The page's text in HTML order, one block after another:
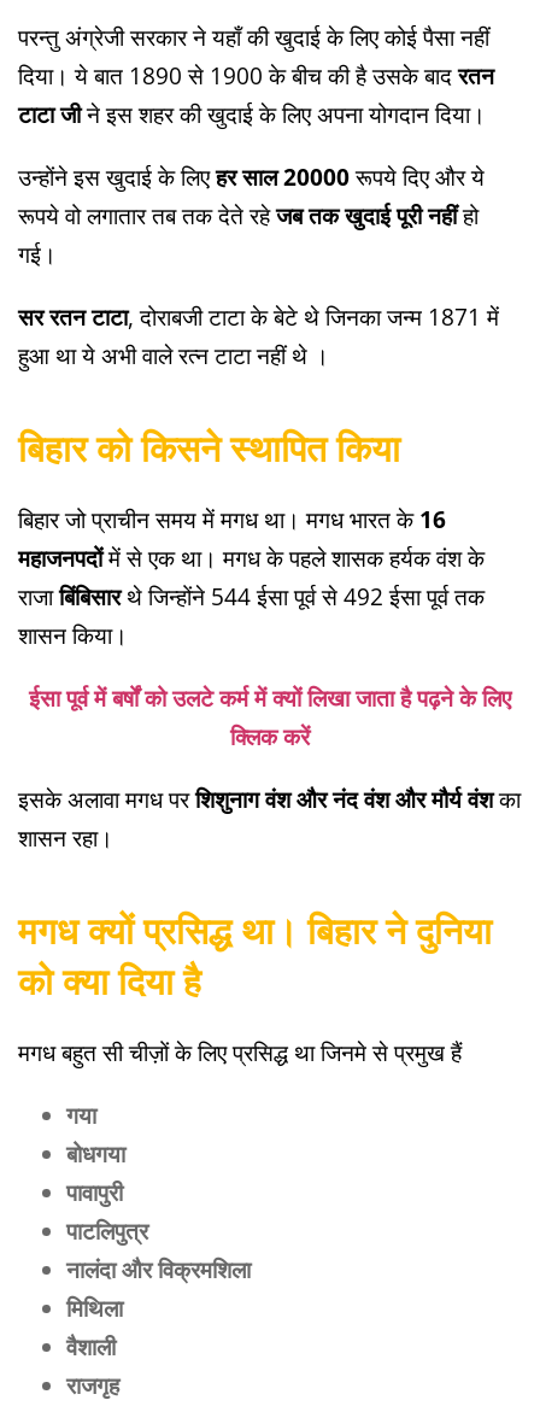
परन्तु अंग्रेजी सरकार ने यहाँ की खुदाई के लिए कोई पैसा नहीं
दिया। ये बात 1890 से 1900 के बीच की है उसके बादरतन
टाटा जीने इस शहर की खुदाई के लिए अपना योगदान दिया।
उन्होंने इस खुदाई के लिएहर साल 20000रूपये दिए और ये
रूपये वो लगातार तब तक देते रहेजब तक खुदाई पूरी नहींहो
गई।
सर रतन टाटा, दोराबजी टाटा के बेटे थे जिनका जन्म 1871 में
हुआ था ये अभी वाले रत्न टाटा नहीं थे ।
बिहार को किसने स्थापित किया
बिहार जो प्राचीन समय में मगध था। मगध भारत के16
महाजनपदोंमें से एक था। मगध के पहले शासक हर्यक वंश के
राजाबिंबिसारथे जिन्होंने 544 ईसा पूर्व से 492 ईसा पूर्व तक
शासन किया।
ईसा पूर्व में बर्षों को उलटे कर्म में क्यों लिखा जाता है पढ़ने के लिए
क्लिक करें
इसके अलावा मगध परशिशुनाग वंश और नंद वंश और मौर्य वंशका
शासन रहा।
मगध क्यों प्रसिद्ध था। बिहार ने दुनिया
को क्या दिया है
मगध बहुत सी चीज़ों के लिए प्रसिद्ध था जिनमे से प्रमुख हैं
गया
बोधगया
पावापुरी
पाटलिपुत्र
नालंदा और विक्रमशिला
मिथिला
वैशाली
राजगृह